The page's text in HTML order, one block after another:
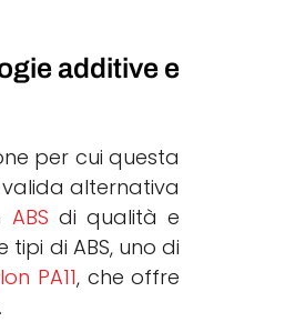
additive e
per cui questa
alternativa
ABS di qualità e
di ABS, uno di
PA11, che offre